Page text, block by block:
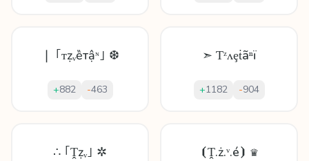
❘ ｢ᴛẓᵥȅтậᶰ｣ ❆
+882 -463
➣ Ƭᶻʌȩṫãⁿï
+1182 -904
∴ ｢Ṱẓᵥ｣ ✲ ⦗Ṱ.ż.ᵛ.é⦘ ♛